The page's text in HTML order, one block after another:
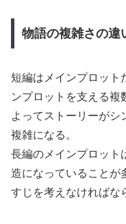
物語の複雑さの違
短編はメインプロット
ンプロットを支える複
よってストーリーがシ
複雑になる。
長編のメインプロット
造になっていることが
すじを考えなければな